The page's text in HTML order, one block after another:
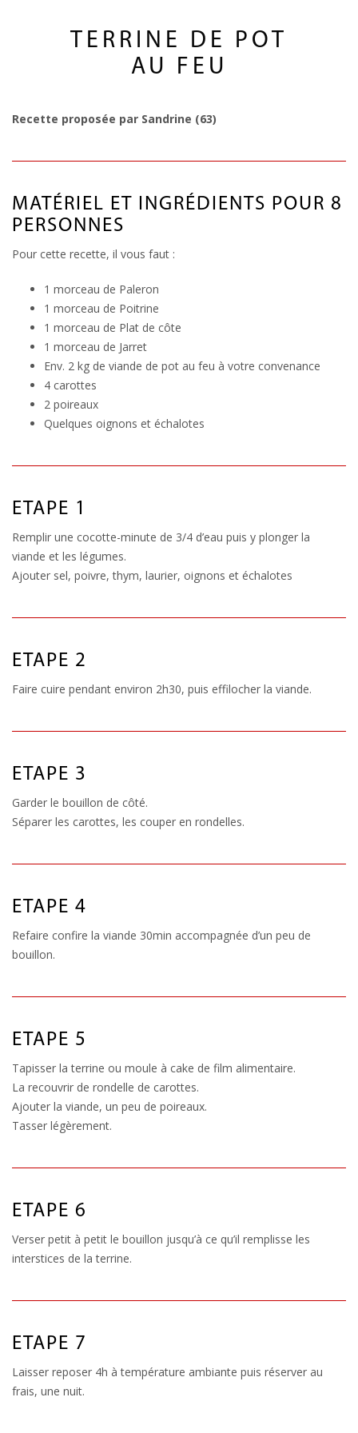
TERRINE DE POT
AU FEU
Recette proposée par Sandrine (63)
MATÉRIEL ET INGRÉDIENTS POUR 8
PERSONNES
Pour cette recette, il vous faut :
1 morceau de Paleron
1 morceau de Poitrine
1 morceau de Plat de côte
1 morceau de Jarret
Env. 2 kg de viande de pot au feu à votre convenance
4 carottes
2 poireaux
Quelques oignons et échalotes
ETAPE 1
Remplir une cocotte-minute de 3/4 d’eau puis y plonger la
viande et les légumes.
Ajouter sel, poivre, thym, laurier, oignons et échalotes
ETAPE 2
Faire cuire pendant environ 2h30, puis effilocher la viande.
ETAPE 3
Garder le bouillon de côté.
Séparer les carottes, les couper en rondelles.
ETAPE 4
Refaire confire la viande 30min accompagnée d’un peu de
bouillon.
ETAPE 5
Tapisser la terrine ou moule à cake de film alimentaire.
La recouvrir de rondelle de carottes.
Ajouter la viande, un peu de poireaux.
Tasser légèrement.
ETAPE 6
Verser petit à petit le bouillon jusqu’à ce qu’il remplisse les
interstices de la terrine.
ETAPE 7
Laisser reposer 4h à température ambiante puis réserver au
frais, une nuit.